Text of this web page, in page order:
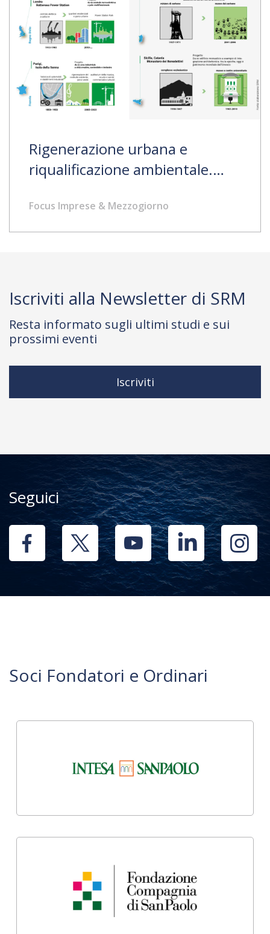
Rigenerazione urbana e
riqualificazione ambientale.
Focus Imprese & Mezzogiorno
Iscriviti alla Newsletter di SRM
Resta informato sugli ultimi studi e sui
prossimi eventi
Iscriviti
Seguici
Soci Fondatori e Ordinari